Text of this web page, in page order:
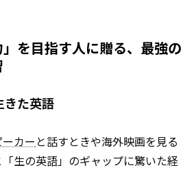
」を目指す人に贈る、最強の
きた英語
カー と話すときや海外映画を見る
生の英語」のギャップに驚いた経